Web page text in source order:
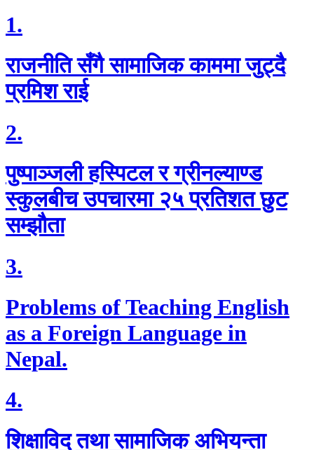
1.
राजनीति सँगै सामाजिक काममा जुट्दै
प्रमिश राई
2.
पुष्पाञ्जली हस्पिटल र ग्रीनल्याण्ड
स्कुलबीच उपचारमा २५ प्रतिशत छुट
सम्झौता
3.
Problems of Teaching English
as a Foreign Language in
Nepal.
4.
शिक्षाविद् तथा सामाजिक अभियन्ता